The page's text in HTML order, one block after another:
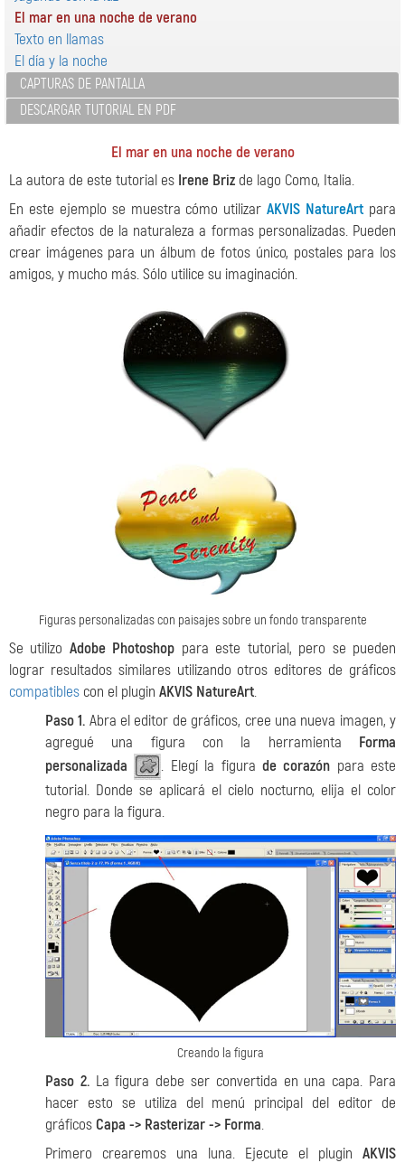
El mar en una noche de verano
Texto en llamas
El día y la noche
CAPTURAS DE PANTALLA
DESCARGAR TUTORIAL EN PDF
El mar en una noche de verano
La autora de este tutorial es Irene Briz de lago Como, Italia.
En este ejemplo se muestra cómo utilizarAKVIS NatureArt para
añadir efectos de la naturaleza a formas personalizadas. Pueden
crear imágenes para un álbum de fotos único, postales para los
amigos, y mucho más. Sólo utilice su imaginación.
Figuras personalizadas con paisajes sobre un fondo transparente
Se utilizo Adobe Photoshop para este tutorial, pero se pueden
lograr resultados similares utilizando otros editores de gráficos
compatibles con el plugin AKVIS NatureArt.
Paso 1. Abra el editor de gráficos, cree una nueva imagen, y
agregué una figura con la herramienta Forma
personalizada
. Elegí la figura de corazón para este
tutorial. Donde se aplicará el cielo nocturno, elija el color
negro para la figura.
Creando la figura
Paso 2.La figura debe ser convertida en una capa. Para
hacer esto se utiliza del menú principal del editor de
gráficosCapa -> Rasterizar -> Forma.
Primero crearemos una luna. Ejecute el plugin AKVIS